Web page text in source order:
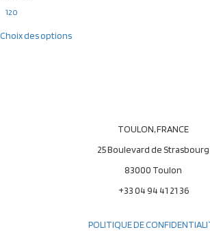
120
Choix des options
TOULON, FRANCE
25 Boulevard de Strasbourg
83000 Toulon
+33 04 94 41 21 36
POLITIQUE DE